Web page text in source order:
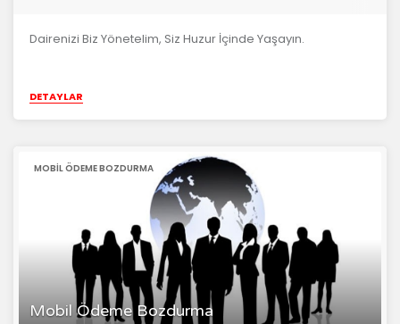
Dairenizi Biz Yönetelim, Siz Huzur İçinde Yaşayın.
DETAYLAR
Mobil Ödeme Bozdurma
MOBIL ÖDEME BOZDURMA